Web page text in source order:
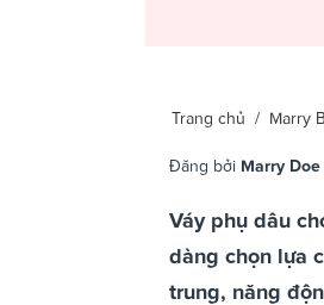
Trang chủ / Marry
Đăng bởi Marry Doe
Váy phụ dâu
dàng chọn lựa
trung, năng